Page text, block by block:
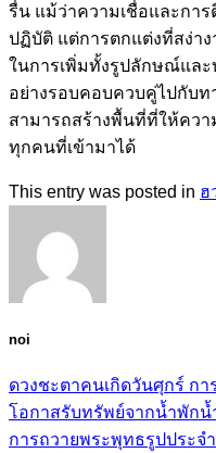
รื่น แม้ว่าความเชื่อและกา
ปฏิบัติ แต่การตกแต่งที่สง่า
ในการเพิ่มทั้งรูปลักษณ์และ
อย่างรอบคอบควบคู่ไปกับ
สามารถสร้างพื้นที่ที่ให้คว
ทุกคนที่เข้ามาได้
This entry was posted in ฮ
noi
ดวงชะตาคนเกิดวันศุกร์ ก
โอกาสรับทรัพย์จากน้ำพักน้
การถวายพระพุทธรูปประจ